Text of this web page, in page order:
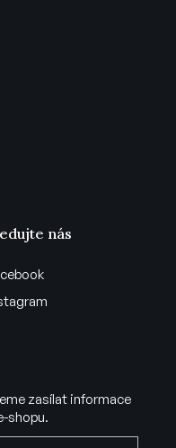
nás
zasílat informace
shopu.